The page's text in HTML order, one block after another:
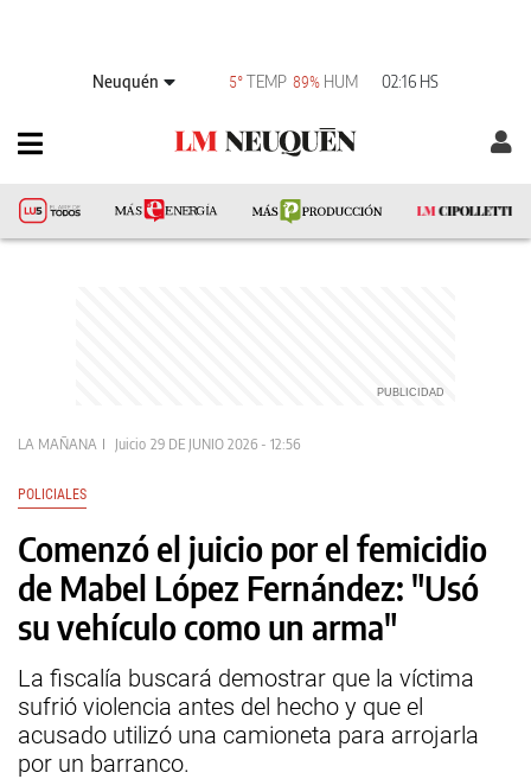
Neuquén 5°TEMP 89% HUM 02:16 HS
LA MAÑANA Juicio 29 DE JUNIO 2026 - 12:56
POLICIALES
Comenzó el juicio por el femicidio
de Mabel López Fernández: "Usó
su vehículo como un arma"
La fiscalía buscará demostrar que la víctima
sufrió violencia antes del hecho y que el
acusado utilizó una camioneta para arrojarla
por un barranco.